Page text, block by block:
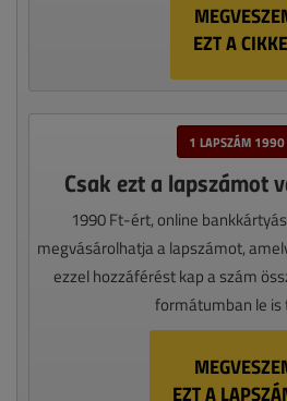
EZT A
1 LAPSZÁM 1990
Csak ezt a lapszámot
1990 Ft-ért, online
megvásárolhatja a lapszámot,
ezzel hozzáférést kap a szám
formátumban le is
EZT A